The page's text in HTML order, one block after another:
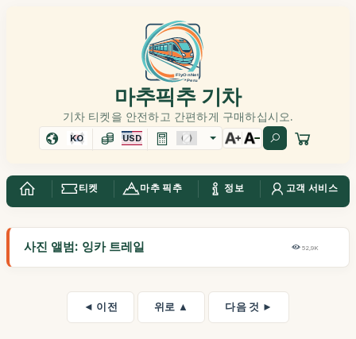
마추픽추 기차
기차 티켓을 안전하고 간편하게 구매하십시오.
KO USD
티켓 마추 픽추 정보 고객 서비스
사진 앨범: 잉카 트레일 52,9K
◄ 이전 위로 ▲ 다음 것 ►